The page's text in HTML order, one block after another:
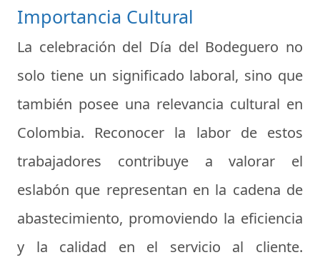
Importancia Cultural
La celebración del Día del Bodeguero no
solo tiene un significado laboral, sino que
también posee una relevancia cultural en
Colombia. Reconocer la labor de estos
trabajadores contribuye a valorar el
eslabón que representan en la cadena de
abastecimiento, promoviendo la eficiencia
y la calidad en el servicio al cliente.